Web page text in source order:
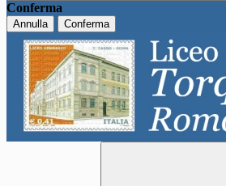
Conferma
Annulla Conferma